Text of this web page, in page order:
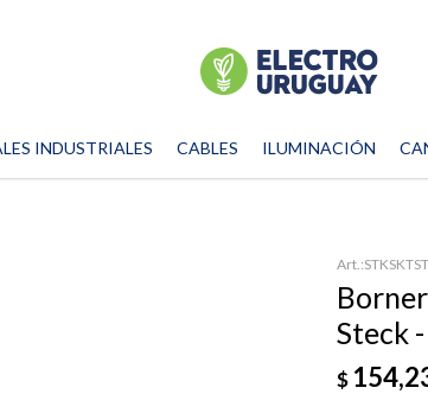
INDUSTRIALES CABLES ILUMINACIÓN
Steck
$